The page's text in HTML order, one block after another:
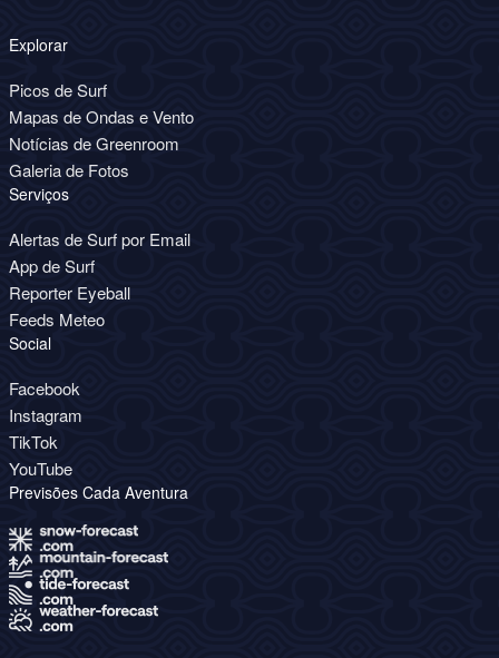
Explorar
Picos de Surf
Mapas de Ondas e Vento
Notícias de Greenroom
Galeria de Fotos
Serviços
Alertas de Surf por Email
App de Surf
Reporter Eyeball
Feeds Meteo
Social
Facebook
Instagram
TikTok
YouTube
Previsões Cada Aventura